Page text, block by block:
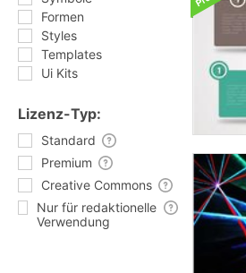
Formen
Styles
Templates
Ui Kits
Lizenz-Typ:
Standard
Premium
Creative Commons
Nur für redaktionelle
Verwendung